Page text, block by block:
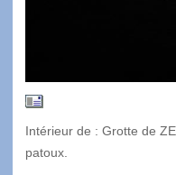
Intérieur de : Grotte de
patoux.